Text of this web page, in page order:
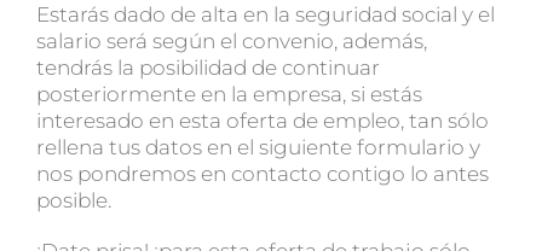
Estarás dado de alta en la seguridad social y el
salario será según el convenio, además,
tendrás la posibilidad de continuar
posteriormente en la empresa, si estás
interesado en esta oferta de empleo, tan sólo
rellena tus datos en el siguiente formulario y
nos pondremos en contacto contigo lo antes
posible.